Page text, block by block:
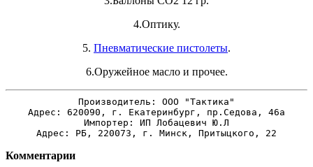
4.Оптику.
5. Пневматические пистолеты.
6.Оружейное масло и прочее.
Производитель: ООО "Тактика"
Адрес: 620090, г. Екатеринбург, пр.Седова, 46а
Импортер: ИП Лобацевич Ю.Л
Адрес: РБ, 220073, г. Минск, Притыцкого, 22
Комментарии